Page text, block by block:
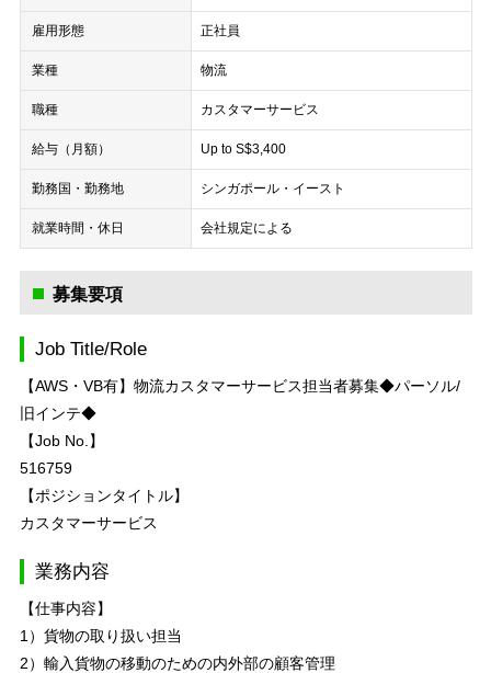
雇用形態 正社員
業種 物流
職種 カスタマーサービス
給与（月額） Up to S$3,400
勤務国・勤務地 シンガポール・イースト
就業時間・休日 会社規定による
募集要項
Job Title/Role
【AWS・VB有】物流カスタマーサービス担当者募集◆パーソル/
旧インテ◆
【Job No.】
516759
【ポジションタイトル】
カスタマーサービス
業務内容
【仕事内容】
1）貨物の取り扱い担当
2）輸入貨物の移動のための内外部の顧客管理